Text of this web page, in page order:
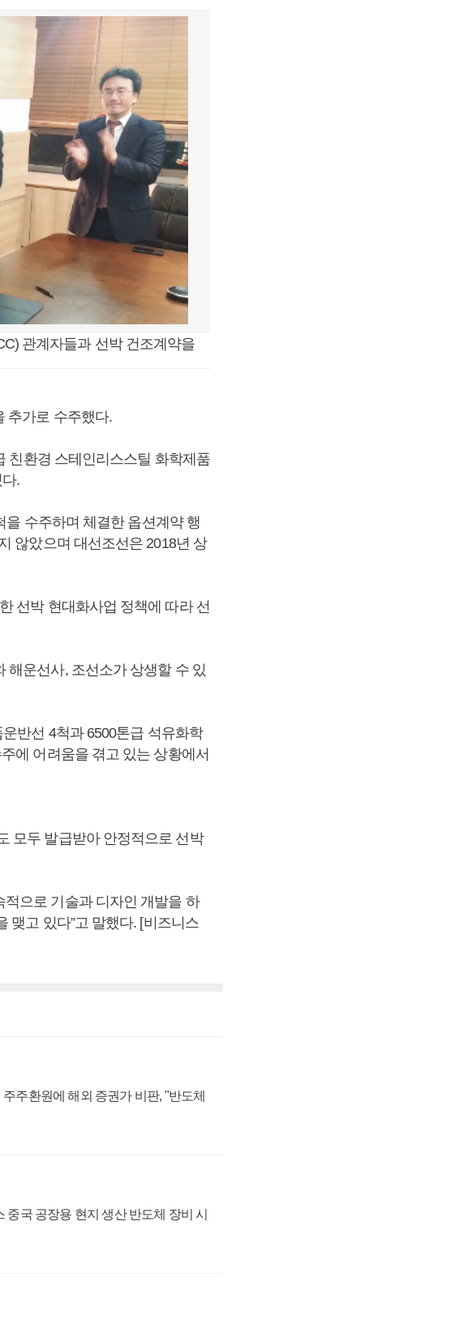
관계자들과 선박 건조계약을
추가로 수주했다.
친환경 스테인리스스틸 화학제품
.
수주하며 체결한 옵션계약 행
않았으며 대선조선은 2018년 상
선박 현대화사업 정책에 따라 선
해운선사, 조선소가 상생할 수 있
반선 4척과 6500톤급 석유화학
에 어려움을 겪고 있는 상황에서
모두 발급받아 안정적으로 선박
으로 기술과 디자인 개발을 하
맺고 있다”고 말했다. [비즈니스
주환원에 해외 증권가 비판, "반도체
중국 공장용 현지 생산 반도체 장비 시